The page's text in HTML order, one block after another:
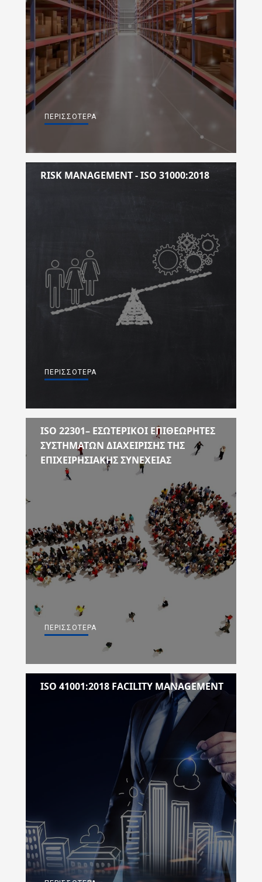
ΠΕΡΙΣΣΌΤΕΡΑ
RISK MANAGEMENT - ISO 31000:2018
ΠΕΡΙΣΣΌΤΕΡΑ
ΙSO 22301– ΕΣΩΤΕΡΙΚΟΙ ΕΠΙΘΕΩΡΗΤΕΣ
ΣΥΣΤΗΜΑΤΩΝ ΔΙΑΧΕΙΡΙΣΗΣ ΤΗΣ
ΕΠΙΧΕΙΡΗΣΙΑΚΗΣ ΣΥΝΕΧΕΙΑΣ
ΠΕΡΙΣΣΌΤΕΡΑ
ISO 41001:2018 FACILITY MANAGEMENT